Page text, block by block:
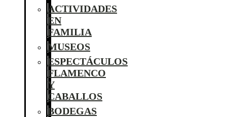
ACTIVIDADES
EN
FAMILIA
MUSEOS
ESPECTÁCULOS
FLAMENCO
Y
CABALLOS
BODEGAS